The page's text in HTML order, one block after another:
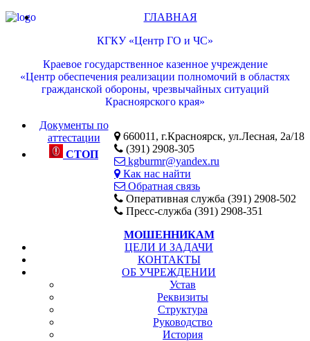
КГКУ «Центр ГО и ЧС»
Краевое государственное казенное учреждение
«Центр обеспечения реализации полномочий в областях
гражданской обороны, чрезвычайных ситуаций
Красноярского края»
660011, г.Красноярск, ул.Лесная, 2а/18
(391) 2908-305
kgburmr@yandex.ru
Как нас найти
Обратная связь
Оперативная служба (391) 2908-502
Пресс-служба (391) 2908-351
ГЛАВНАЯ
Документы по
аттестации
СТОП
МОШЕННИКАМ
ЦЕЛИ И ЗАДАЧИ
КОНТАКТЫ
ОБ УЧРЕЖДЕНИИ
Устав
Реквизиты
Структура
Руководство
История